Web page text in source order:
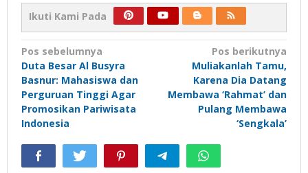
Ikuti Kami Pada
Navigasi
pos
Pos sebelumnya
Duta Besar Al Busyra
Basnur: Mahasiswa dan
Perguruan Tinggi Agar
Promosikan Pariwisata
Indonesia
Pos berikutnya
Muliakanlah Tamu,
Karena Dia Datang
Membawa ‘Rahmat’ dan
Pulang Membawa
‘Sengkala’